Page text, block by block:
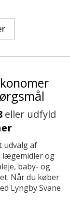
eller udfyld
udvalg af
lægemidler og
baby- og
Når du køber
Lyngby Svane